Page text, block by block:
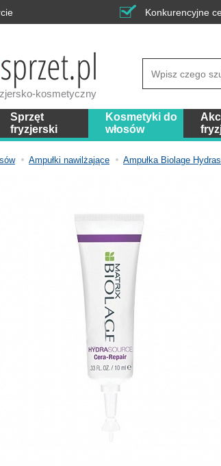
Konkurencyjne
kosmetyczny
Sprzęt
fryzjerski
Kosmetyki do
włosów
Ampułki nawilżające Ampułka Biolage